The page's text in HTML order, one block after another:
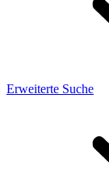
Erweiterte Suche